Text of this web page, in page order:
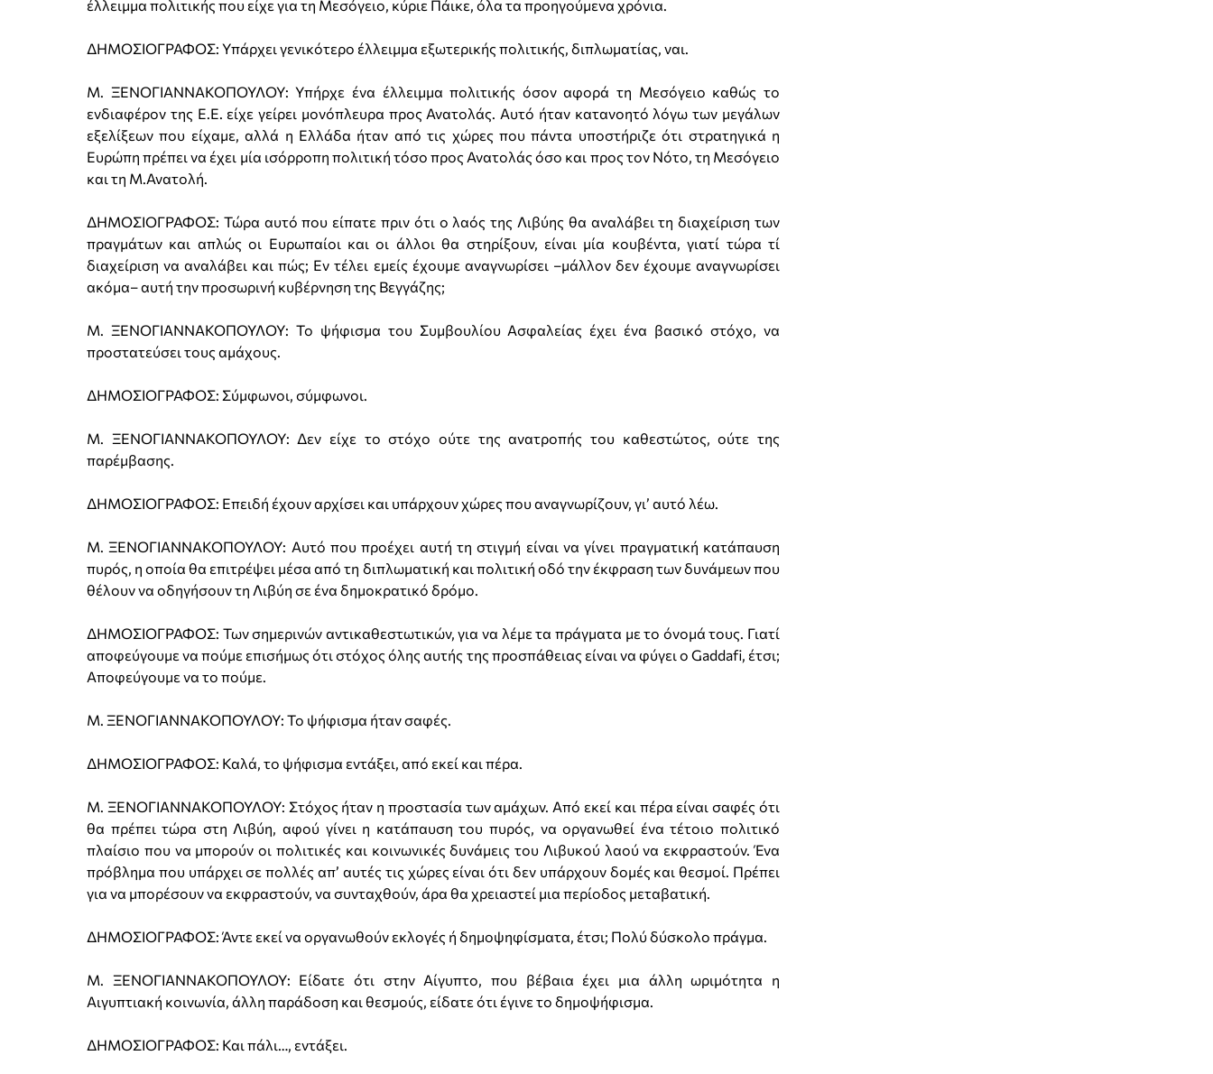
έλλειμμα πολιτικής που είχε για τη Μεσόγειο, κύριε Πάικε, όλα τα προηγούμενα χρόνια.
ΔΗΜΟΣΙΟΓΡΑΦΟΣ: Υπάρχει γενικότερο έλλειμμα εξωτερικής πολιτικής, διπλωματίας, ναι.
Μ. ΞΕΝΟΓΙΑΝΝΑΚΟΠΟΥΛΟΥ: Υπήρχε ένα έλλειμμα πολιτικής όσον αφορά τη Μεσόγειο καθώς το
ενδιαφέρον της Ε.Ε. είχε γείρει μονόπλευρα προς Ανατολάς. Αυτό ήταν κατανοητό λόγω των μεγάλων
εξελίξεων που είχαμε, αλλά η Ελλάδα ήταν από τις χώρες που πάντα υποστήριζε ότι στρατηγικά η
Ευρώπη πρέπει να έχει μία ισόρροπη πολιτική τόσο προς Ανατολάς όσο και προς τον Νότο, τη Μεσόγειο
και τη Μ.Ανατολή.
ΔΗΜΟΣΙΟΓΡΑΦΟΣ: Τώρα αυτό που είπατε πριν ότι ο λαός της Λιβύης θα αναλάβει τη διαχείριση των
πραγμάτων και απλώς οι Ευρωπαίοι και οι άλλοι θα στηρίξουν, είναι μία κουβέντα, γιατί τώρα τί
διαχείριση να αναλάβει και πώς; Εν τέλει εμείς έχουμε αναγνωρίσει –μάλλον δεν έχουμε αναγνωρίσει
ακόμα– αυτή την προσωρινή κυβέρνηση της Βεγγάζης;
Μ. ΞΕΝΟΓΙΑΝΝΑΚΟΠΟΥΛΟΥ: Το ψήφισμα του Συμβουλίου Ασφαλείας έχει ένα βασικό στόχο, να
προστατεύσει τους αμάχους.
ΔΗΜΟΣΙΟΓΡΑΦΟΣ: Σύμφωνοι, σύμφωνοι.
Μ. ΞΕΝΟΓΙΑΝΝΑΚΟΠΟΥΛΟΥ: Δεν είχε το στόχο ούτε της ανατροπής του καθεστώτος, ούτε της
παρέμβασης.
ΔΗΜΟΣΙΟΓΡΑΦΟΣ: Επειδή έχουν αρχίσει και υπάρχουν χώρες που αναγνωρίζουν, γι’ αυτό λέω.
Μ. ΞΕΝΟΓΙΑΝΝΑΚΟΠΟΥΛΟΥ: Αυτό που προέχει αυτή τη στιγμή είναι να γίνει πραγματική κατάπαυση
πυρός, η οποία θα επιτρέψει μέσα από τη διπλωματική και πολιτική οδό την έκφραση των δυνάμεων που
θέλουν να οδηγήσουν τη Λιβύη σε ένα δημοκρατικό δρόμο.
ΔΗΜΟΣΙΟΓΡΑΦΟΣ: Των σημερινών αντικαθεστωτικών, για να λέμε τα πράγματα με το όνομά τους. Γιατί
αποφεύγουμε να πούμε επισήμως ότι στόχος όλης αυτής της προσπάθειας είναι να φύγει ο Gaddafi, έτσι;
Αποφεύγουμε να το πούμε.
Μ. ΞΕΝΟΓΙΑΝΝΑΚΟΠΟΥΛΟΥ: Το ψήφισμα ήταν σαφές.
ΔΗΜΟΣΙΟΓΡΑΦΟΣ: Καλά, το ψήφισμα εντάξει, από εκεί και πέρα.
Μ. ΞΕΝΟΓΙΑΝΝΑΚΟΠΟΥΛΟΥ: Στόχος ήταν η προστασία των αμάχων. Από εκεί και πέρα είναι σαφές ότι
θα πρέπει τώρα στη Λιβύη, αφού γίνει η κατάπαυση του πυρός, να οργανωθεί ένα τέτοιο πολιτικό
πλαίσιο που να μπορούν οι πολιτικές και κοινωνικές δυνάμεις του Λιβυκού λαού να εκφραστούν. Ένα
πρόβλημα που υπάρχει σε πολλές απ’ αυτές τις χώρες είναι ότι δεν υπάρχουν δομές και θεσμοί. Πρέπει
για να μπορέσουν να εκφραστούν, να συνταχθούν, άρα θα χρειαστεί μια περίοδος μεταβατική.
ΔΗΜΟΣΙΟΓΡΑΦΟΣ: Άντε εκεί να οργανωθούν εκλογές ή δημοψηφίσματα, έτσι; Πολύ δύσκολο πράγμα.
Μ. ΞΕΝΟΓΙΑΝΝΑΚΟΠΟΥΛΟΥ: Είδατε ότι στην Αίγυπτο, που βέβαια έχει μια άλλη ωριμότητα η
Αιγυπτιακή κοινωνία, άλλη παράδοση και θεσμούς, είδατε ότι έγινε το δημοψήφισμα.
ΔΗΜΟΣΙΟΓΡΑΦΟΣ: Και πάλι…, εντάξει.